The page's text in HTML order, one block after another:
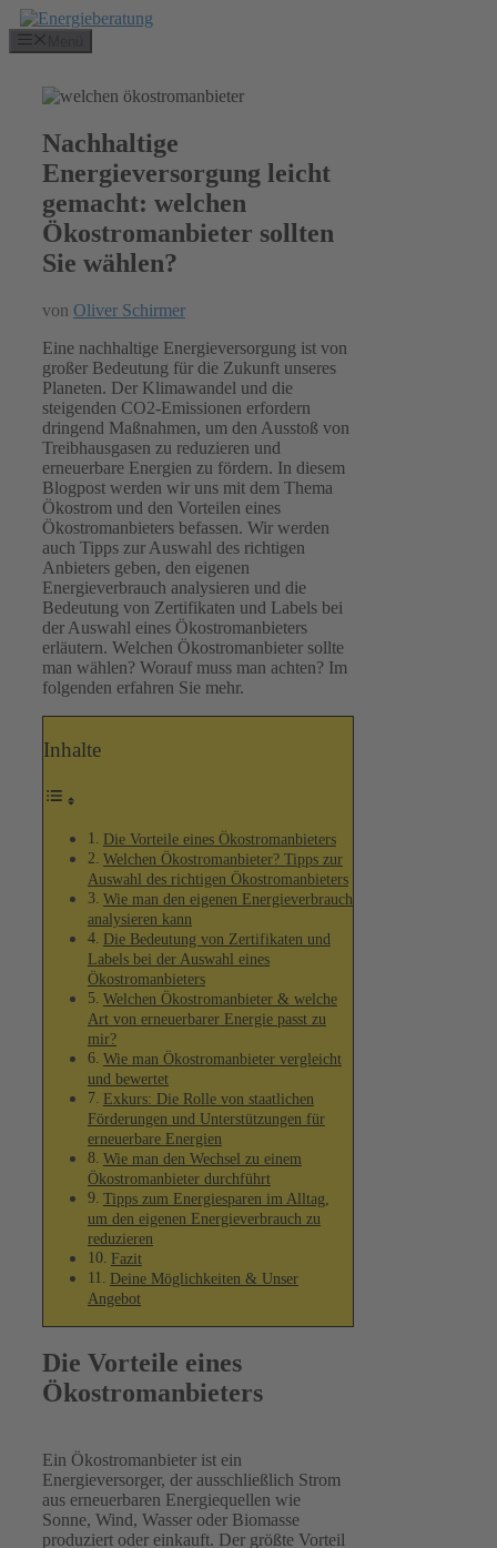
Zum
Inhalt
springen
Nachhaltige
Energieversorgung leicht
gemacht: welchen
Ökostromanbieter sollten
Sie wählen?
von Oliver Schirmer
Eine nachhaltige Energieversorgung ist von
großer Bedeutung für die Zukunft unseres
Planeten. Der Klimawandel und die
steigenden CO2-Emissionen erfordern
dringend Maßnahmen, um den Ausstoß von
Treibhausgasen zu reduzieren und
erneuerbare Energien zu fördern. In diesem
Blogpost werden wir uns mit dem Thema
Ökostrom und den Vorteilen eines
Ökostromanbieters befassen. Wir werden
auch Tipps zur Auswahl des richtigen
Anbieters geben, den eigenen
Energieverbrauch analysieren und die
Bedeutung von Zertifikaten und Labels bei
der Auswahl eines Ökostromanbieters
erläutern. Welchen Ökostromanbieter sollte
man wählen? Worauf muss man achten? Im
folgenden erfahren Sie mehr.
Inhalte
Die Vorteile eines Ökostromanbieters
Welchen Ökostromanbieter? Tipps zur
Auswahl des richtigen Ökostromanbieters
Wie man den eigenen Energieverbrauch
analysieren kann
Die Bedeutung von Zertifikaten und
Labels bei der Auswahl eines
Ökostromanbieters
Welchen Ökostromanbieter & welche
Art von erneuerbarer Energie passt zu
mir?
Wie man Ökostromanbieter vergleicht
und bewertet
Exkurs: Die Rolle von staatlichen
Förderungen und Unterstützungen für
erneuerbare Energien
Wie man den Wechsel zu einem
Ökostromanbieter durchführt
Tipps zum Energiesparen im Alltag,
um den eigenen Energieverbrauch zu
reduzieren
Fazit
Deine Möglichkeiten & Unser
Angebot
Die Vorteile eines
Ökostromanbieters
Ein Ökostromanbieter ist ein
Energieversorger, der ausschließlich Strom
aus erneuerbaren Energiequellen wie
Sonne, Wind, Wasser oder Biomasse
produziert oder einkauft. Der größte Vorteil